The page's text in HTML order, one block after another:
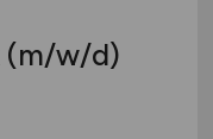
(m/w/d)